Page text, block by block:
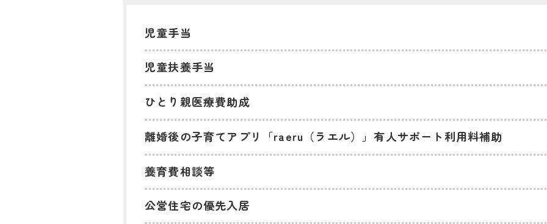
児童手当
児童扶養手当
ひとり親医療費助成
離婚後の子育てアプリ「raeru（ラエル）」有人サポート利用料補助
養育費相談等
公営住宅の優先入居